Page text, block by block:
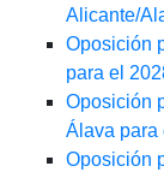
Alicante/
Oposición
para el
Oposición
Álava para
Oposición